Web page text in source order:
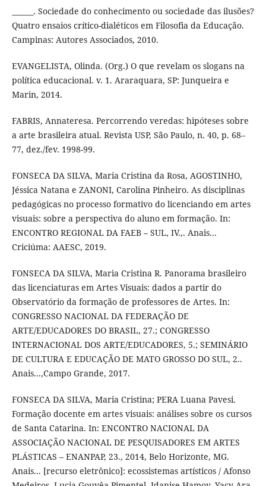
______. Sociedade do conhecimento ou sociedade das ilusões?
Quatro ensaios crítico-dialéticos em Filosofia da Educação.
Campinas: Autores Associados, 2010.
EVANGELISTA, Olinda. (Org.) O que revelam os slogans na
política educacional. v. 1. Araraquara, SP: Junqueira e
Marin, 2014.
FABRIS, Annateresa. Percorrendo veredas: hipóteses sobre
a arte brasileira atual. Revista USP, São Paulo, n. 40, p. 68–
77, dez./fev. 1998-99.
FONSECA DA SILVA, Maria Cristina da Rosa, AGOSTINHO,
Jéssica Natana e ZANONI, Carolina Pinheiro. As disciplinas
pedagógicas no processo formativo do licenciando em artes
visuais: sobre a perspectiva do aluno em formação. In:
ENCONTRO REGIONAL DA FAEB – SUL, IV.,. Anais...
Criciúma: AAESC, 2019.
FONSECA DA SILVA, Maria Cristina R. Panorama brasileiro
das licenciaturas em Artes Visuais: dados a partir do
Observatório da formação de professores de Artes. In:
CONGRESSO NACIONAL DA FEDERAÇÃO DE
ARTE/EDUCADORES DO BRASIL, 27.; CONGRESSO
INTERNACIONAL DOS ARTE/EDUCADORES, 5.; SEMINÁRIO
DE CULTURA E EDUCAÇÃO DE MATO GROSSO DO SUL, 2..
Anais...,Campo Grande, 2017.
FONSECA DA SILVA, Maria Cristina; PERA Luana Pavesi.
Formação docente em artes visuais: análises sobre os cursos
de Santa Catarina. In: ENCONTRO NACIONAL DA
ASSOCIAÇÃO NACIONAL DE PESQUISADORES EM ARTES
PLÁSTICAS – ENANPAP, 23., 2014, Belo Horizonte, MG.
Anais... [recurso eletrônico]: ecossistemas artísticos / Afonso